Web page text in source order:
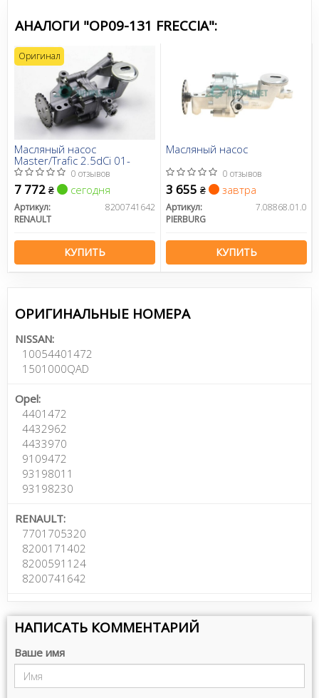
АНАЛОГИ "OP09-131 FRECCIA":
Масляный насос
Master/Trafic 2.5dCi 01-
0 отзывов
7 772 ₴ сегодня
Артикул:
8200741642
RENAULT
КУПИТЬ
Оригинал
Масляный насос
0 отзывов
3 655 ₴ завтра
Артикул:
7.08868.01.0
PIERBURG
КУПИТЬ
ОРИГИНАЛЬНЫЕ НОМЕРА
NISSAN:
10054401472
1501000QAD
Opel:
4401472
4432962
4433970
9109472
93198011
93198230
RENAULT:
7701705320
8200171402
8200591124
8200741642
НАПИСАТЬ КОММЕНТАРИЙ
Ваше имя